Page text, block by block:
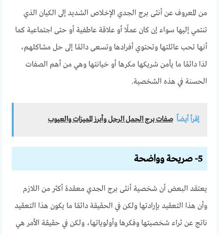
من المعروف عن أنثى برج الجدي الإخلاص الشديد إلى الكيان الذي
تنتمي إليها سواء إن كان عملًا أو علاقة عاطفية أو حتى اجتماعية كما
أنها تحب عائلتها وتحتوي أفرادها وتسعى دائمًا إلى حل مشاكلهم،
لذا دائمًا ما يأمن شريكها مكرها أو خيانتها وهي من أهم الصفات
الحسنة في هذه الشخصية.
إقرأ أيضاً صفات برج الحمل الرجل وأبرز المميزات والعيوب
5- صريحة وواضحة
يعتقد البعض أن شخصية أنثى برج الجدي معقدة أكثر من اللازم
وأن هذا التعقيد بإرادتها ولكن في الحقيقة دائمًا ما يكون هذا التعقيد
ناتج عن ثراء شخصيتها وفكرها وأولوياتها، ولكن في حقيقة الأمر هي